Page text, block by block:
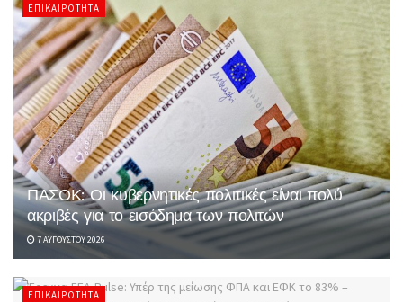
ΕΠΙΚΑΙΡΌΤΗΤΑ
ΠΑΣΟΚ: Οι κυβερνητικές πολιτικές είναι πολύ
ακριβές για το εισόδημα των πολιτών
7 ΑΥΓΟΎΣΤΟΥ 2026
ΕΠΙΚΑΙΡΌΤΗΤΑ